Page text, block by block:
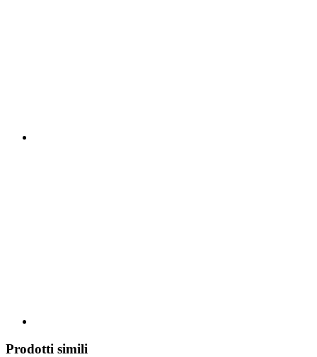
Prodotti simili